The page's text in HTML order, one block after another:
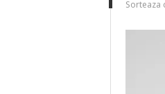
Sorteaza